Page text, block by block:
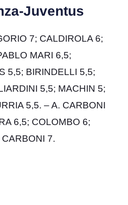
Juventus
7; CALDIROLA 6;
MARI 6,5;
5,5; BIRINDELLI 5,5;
5,5; MACHIN 5;
5,5. – A. CARBONI
6,5; COLOMBO 6;
7.